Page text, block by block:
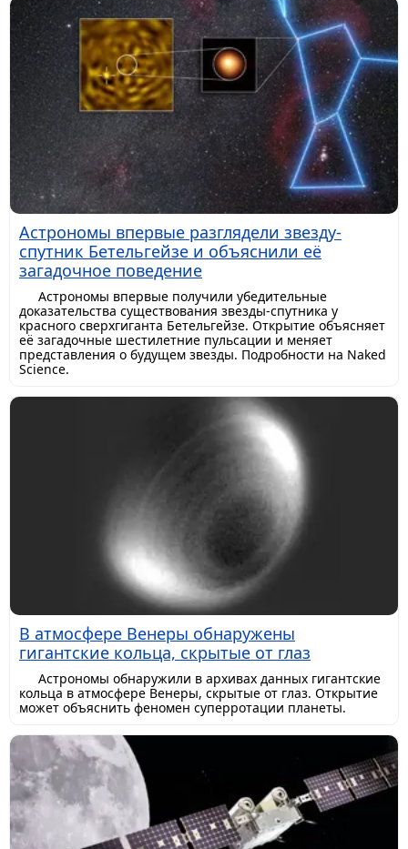
Астрономы впервые разглядели звезду-
спутник Бетельгейзе и объяснили её
загадочное поведение
Астрономы впервые получили убедительные
доказательства существования звезды-спутника у
красного сверхгиганта Бетельгейзе. Открытие объясняет
её загадочные шестилетние пульсации и меняет
представления о будущем звезды. Подробности на Naked
Science.
В атмосфере Венеры обнаружены
гигантские кольца, скрытые от глаз
Астрономы обнаружили в архивах данных гигантские
кольца в атмосфере Венеры, скрытые от глаз. Открытие
может объяснить феномен суперротации планеты.